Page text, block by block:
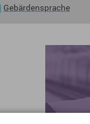
Gebärdensprache